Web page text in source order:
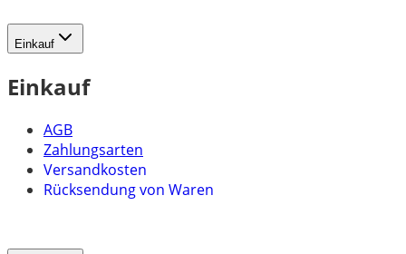
Einkauf
Einkauf
AGB
Zahlungsarten
Versandkosten
Rücksendung von Waren